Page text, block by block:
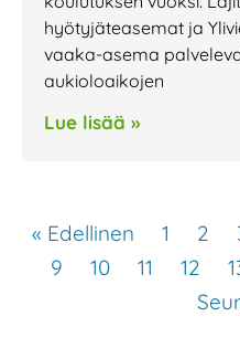
hyötyjäteasemat ja
vaaka-asema
aukioloaikojen
Lue lisää »
« Edellinen 1 2
9
10 11 12